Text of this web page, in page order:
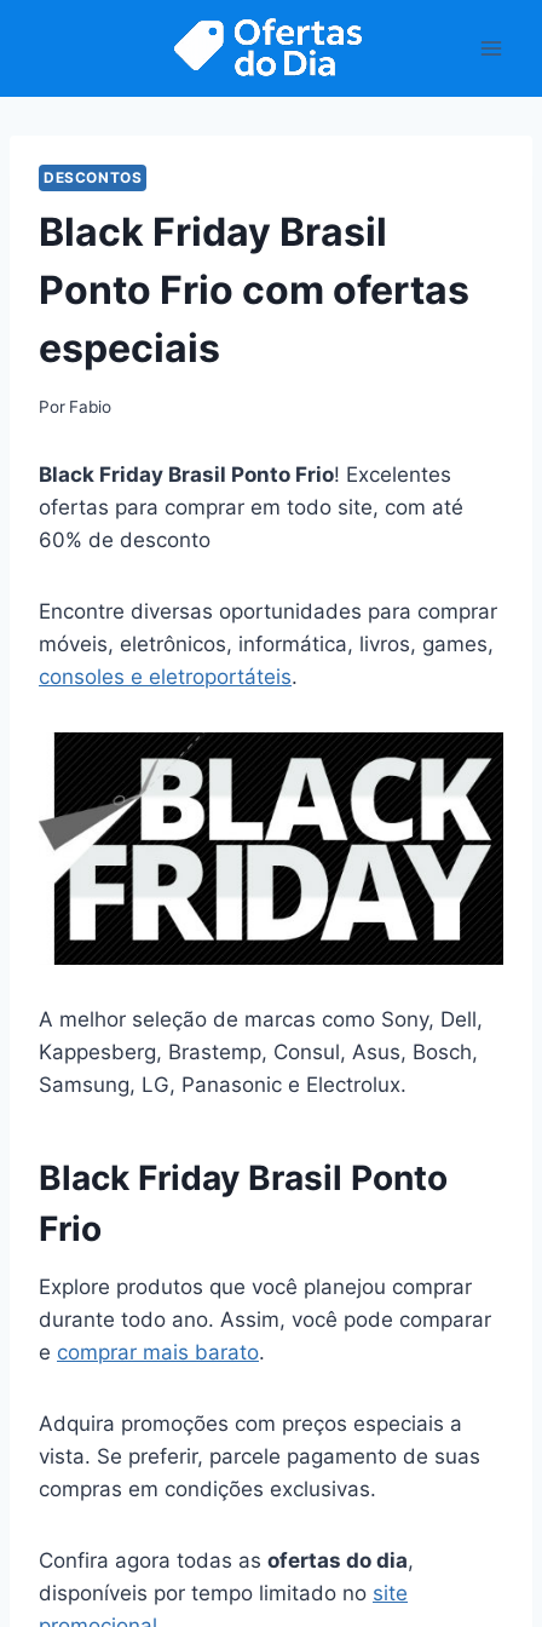
DESCONTOS
Black Friday Brasil
Ponto Frio com ofertas
especiais
Por Fabio
Black Friday Brasil Ponto Frio! Excelentes
ofertas para comprar em todo site, com até
60% de desconto
Encontre diversas oportunidades para comprar
móveis, eletrônicos, informática, livros, games,
consoles e eletroportáteis.
A melhor seleção de marcas como Sony, Dell,
Kappesberg, Brastemp, Consul, Asus, Bosch,
Samsung, LG, Panasonic e Electrolux.
Black Friday Brasil Ponto
Frio
Explore produtos que você planejou comprar
durante todo ano. Assim, você pode comparar
e comprar mais barato.
Adquira promoções com preços especiais a
vista. Se preferir, parcele pagamento de suas
compras em condições exclusivas.
Confira agora todas as ofertas do dia,
disponíveis por tempo limitado no site